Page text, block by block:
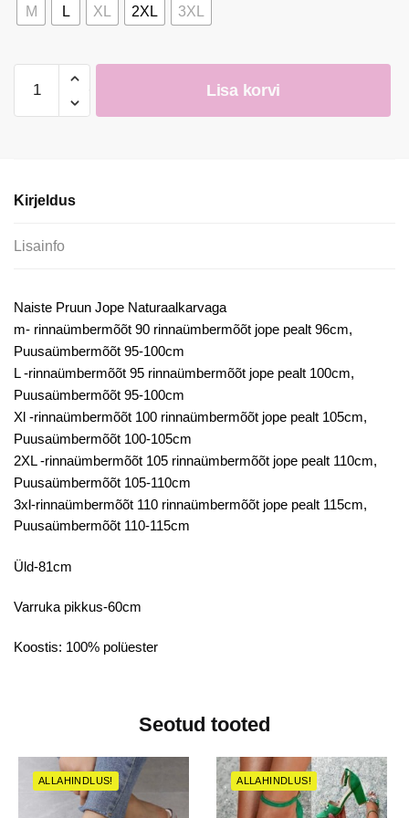
M L XL 2XL 3XL
Pruun
Jope
Lisa korvi
Kirjeldus
Lisainfo
Naiste Pruun Jope Naturaalkarvaga
m- rinnaümbermõõt 90 rinnaümbermõõt jope pealt 96cm,
Puusaümbermõõt 95-100cm
L -rinnaümbermõõt 95 rinnaümbermõõt jope pealt 100cm,
Puusaümbermõõt 95-100cm
Xl -rinnaümbermõõt 100 rinnaümbermõõt jope pealt 105cm,
Puusaümbermõõt 100-105cm
2XL -rinnaümbermõõt 105 rinnaümbermõõt jope pealt 110cm,
Puusaümbermõõt 105-110cm
3xl-rinnaümbermõõt 110 rinnaümbermõõt jope pealt 115cm,
Puusaümbermõõt 110-115cm
Üld-81cm
Varruka pikkus-60cm
Koostis: 100% polüester
Seotud tooted
ALLAHINDLUS! ALLAHINDLUS!